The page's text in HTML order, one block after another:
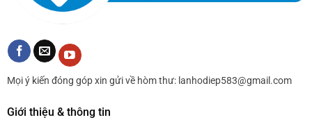
Mọi ý kiến đóng góp xin gửi về hòm thư: lanhodiep583@gmail.com
Giới thiệu & thông tin